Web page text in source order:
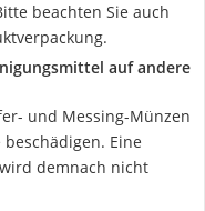
beachten Sie auch
auf andere
und Messing-Münzen
Eine
demnach nicht